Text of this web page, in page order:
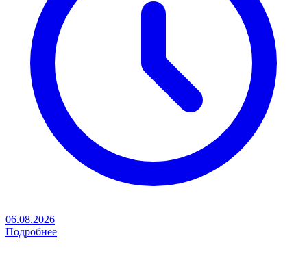
06.08.2026
Подробнее